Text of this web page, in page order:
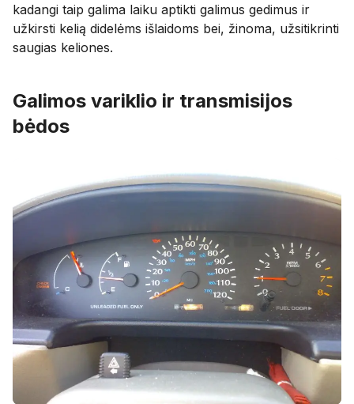
kadangi taip galima laiku aptikti galimus gedimus ir
užkirsti kelią didelėms išlaidoms bei, žinoma, užsitikrinti
saugias keliones.
Galimos variklio ir transmisijos
bėdos